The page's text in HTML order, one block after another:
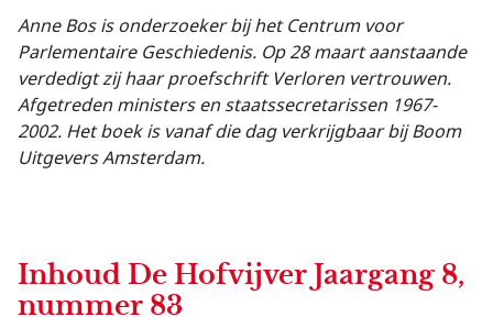
Anne Bos is onderzoeker bij het Centrum voor
Parlementaire Geschiedenis. Op 28 maart aanstaande
verdedigt zij haar proefschrift Verloren vertrouwen.
Afgetreden ministers en staatssecretarissen 1967-
2002. Het boek is vanaf die dag verkrijgbaar bij Boom
Uitgevers Amsterdam.
Inhoud De Hofvijver Jaargang 8,
nummer 83